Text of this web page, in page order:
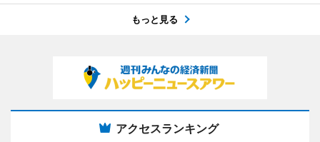
もっと見る
アクセスランキング